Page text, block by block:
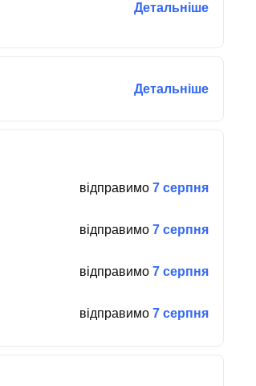
Детальніше
Детальніше
відправимо 7 серпня
відправимо 7 серпня
відправимо 7 серпня
відправимо 7 серпня